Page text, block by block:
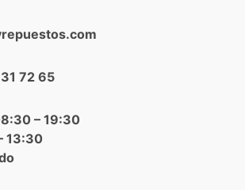
72 65
– 19:30
13:30